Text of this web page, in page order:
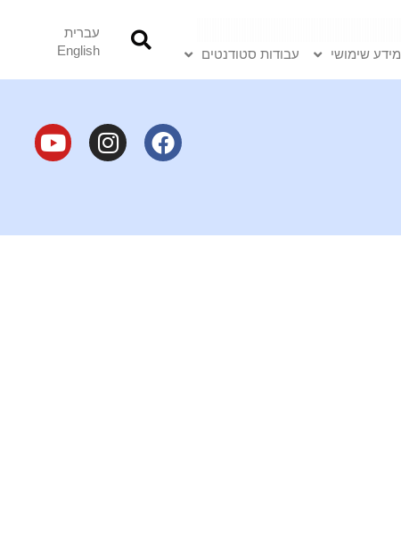
מידע שימושי עבודות סטודנטים
עברית
English